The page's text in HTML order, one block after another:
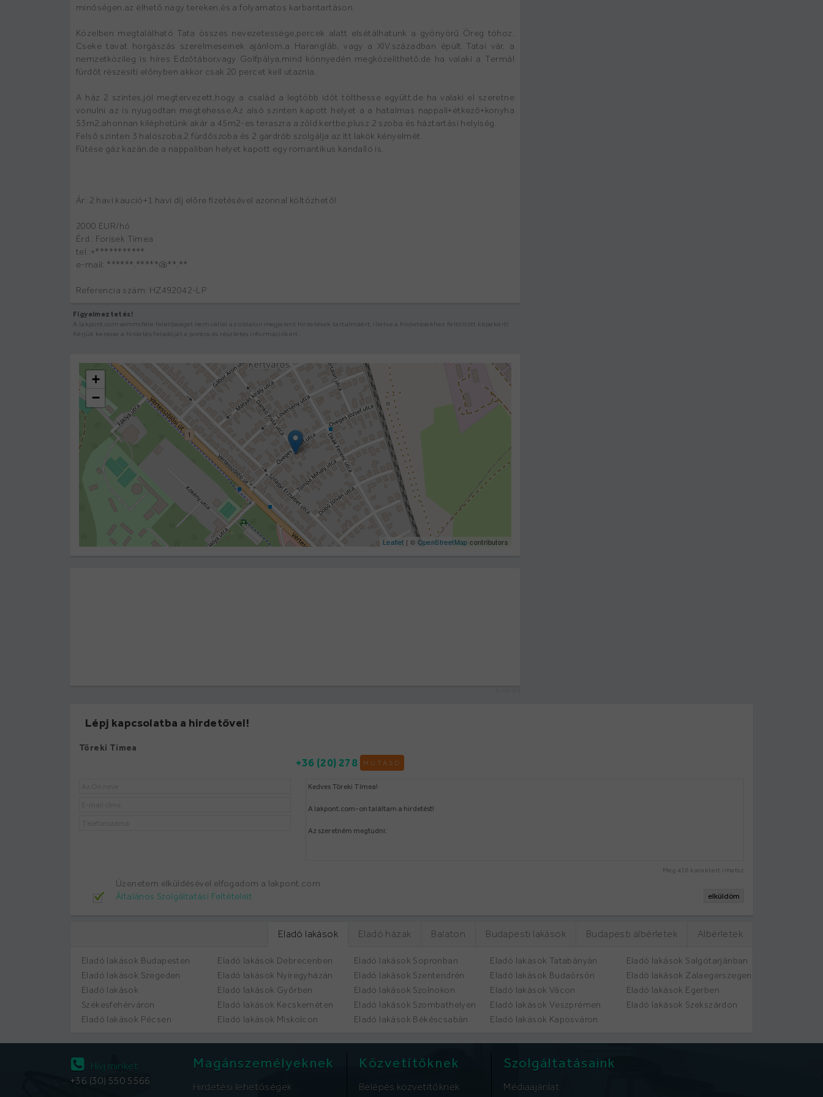
minőségen,az élhető nagy tereken,és a folyamatos karbantartáson.
Közelben megtalálható Tata összes nevezetessége,percek alatt elsétálhatunk a gyönyörű Öreg tóhoz,
Cseke tavat horgászás szerelmeseinek ajánlom,a Harangláb, vagy a XIV.században épült Tatai vár, a
nemzetközileg is híres Edzőtábor,vagy Golfpálya,mind könnyedén megközelíthető,de ha valaki a Termál
fürdőt részesíti előnyben akkor csak 20 percet kell utaznia.
A ház 2 szintes,jól megtervezett,hogy a család a legtöbb időt tölthesse együtt,de ha valaki el szeretne
vonulni az is nyugodtan megtehesse.Az alsó szinten kapott helyet a a hatalmas nappali+étkező+konyha
53m2,ahonnan kiléphetünk akár a 45m2-es teraszra a zöld kertbe,plusz 2 szoba és háztartási helyiség.
Felső szinten 3 halószoba,2 fürdőszoba és 2 gardrób szolgálja az itt lakók kényelmét.
Fűtése gáz kazán,de a nappaliban helyet kapott egy romantikus kandalló is.
Ár: 2 havi kaució+1 havi díj előre fizetésével azonnal költözhető!
2000 EUR/hó
Érd.: Forisek Tímea
tel.:+***********
e-mail: ******.*****@**.**
Referencia szám: HZ492042-LP
Figyelmeztetés!
A lakpont.com semmiféle felelősséget nem vállal az oldalon megjelent hirdetések tartalmáért, illetve a hirdetésekhez feltöltött képekért!
Kérjük keresse a hirdetés feladóját a pontos és részletes információkért.
+
−
Leaflet | © OpenStreetMap contributors
Lépj kapcsolatba a hirdetővel!
Töreki Tímea
MUTASD
+36 (20) 278
Még 416 karaktert írhatsz
Üzenetem elküldésével elfogadom a lakpont.com
Általános Szolgáltatási Feltételeit
elküldöm
Albérletek
Budapesti albérletek
Budapesti lakások
Balaton
Eladó házak
Eladó lakások
Eladó lakások Budapesten
Eladó lakások Szegeden
Eladó lakások
Székesfehérváron
Eladó lakások Pécsen
Eladó lakások Debrecenben
Eladó lakások Nyíregyházán
Eladó lakások Győrben
Eladó lakások Kecskeméten
Eladó lakások Miskolcon
Eladó lakások Sopronban
Eladó lakások Szentendrén
Eladó lakások Szolnokon
Eladó lakások Szombathelyen
Eladó lakások Békéscsabán
Eladó lakások Tatabányán
Eladó lakások Budaörsön
Eladó lakások Vácon
Eladó lakások Veszprémen
Eladó lakások Kaposváron
Eladó lakások Salgótarjánban
Eladó lakások Zalaegerszegen
Eladó lakások Egerben
Eladó lakások Szekszárdon
Hívj minket
+36 (30) 550 5566
Magánszemélyeknek
Hirdetési lehetőségek
Közvetítőknek
Belépés közvetítőknek
Szolgáltatásaink
Médiaajánlat